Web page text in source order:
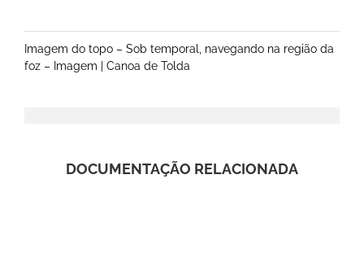
Imagem do topo – Sob temporal, navegando na região da
foz – Imagem | Canoa de Tolda
DOCUMENTAÇÃO RELACIONADA